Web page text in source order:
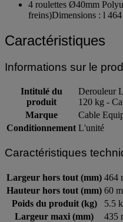
4 roulettes Ø40mm
freins)Dimensions : l
Caractéristiques
Informations sur le
Intitulé du
produit
Derouleur
120 kg -
Marque
Cable
Conditionnement L'unité
Caractéristiques
Largeur hors tout (mm) 464
Hauteur hors tout (mm) 60
Poids du produit (kg)
5.5
Largeur maxi (mm)
435